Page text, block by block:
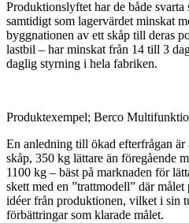
Produktionslyftet har de både
samtidigt som lagervärdet minskat
byggnationen av ett skåp till deras
lastbil – har minskat från 14 till 3
daglig styrning i hela fabriken.
Produktexempel; Berco
En anledning till ökad efterfrågan
skåp, 350 kg lättare än föregående
1100 kg – bäst på marknaden för
skett med en ”trattmodell” där
idéer från produktionen, vilket i sin
förbättringar som klarade målet.